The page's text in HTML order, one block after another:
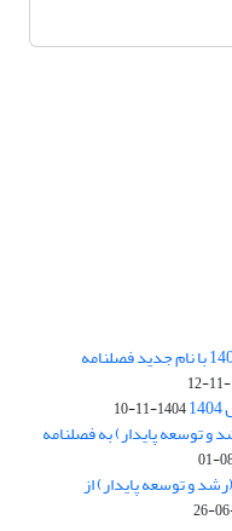
بارگذاری فایل کلی مقالات فصل پاییز سال 1404 با نام جدید فصلنامه
1404-11-10
و توسعه پایدار) به فصلنامه
و توسعه پایدار) از